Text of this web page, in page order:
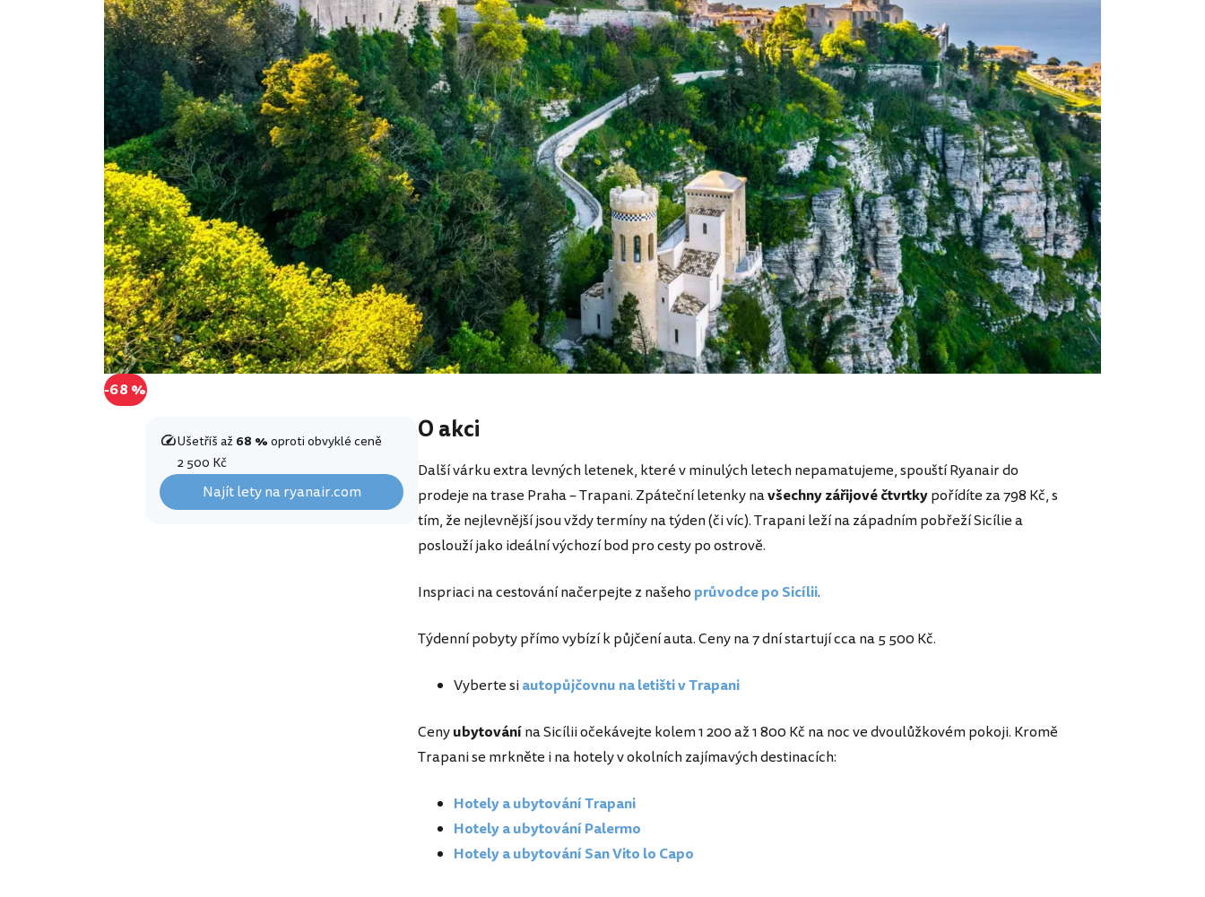
-68 %
Ušetříš až68 %oproti obvyklé ceně
2 500 Kč
Najít lety na ryanair.com
O akci
Další várku extra levných letenek, které v minulých letech nepamatujeme, spouští Ryanair do
prodeje na trase Praha – Trapani. Zpáteční letenky navšechny zářijové čtvrtkypořídíte za 798 Kč, s
tím, že nejlevnější jsou vždy termíny na týden (či víc). Trapani leží na západním pobřeží Sicílie a
poslouží jako ideální výchozí bod pro cesty po ostrově.
Inspriaci na cestování načerpejte z našeho průvodce po Sicílii.
Týdenní pobyty přímo vybízí k půjčení auta. Ceny na 7 dní startují cca na 5 500 Kč.
Vyberte siautopůjčovnu na letišti v Trapani
Cenyubytovánína Sicílii očekávejte kolem 1 200 až 1 800 Kč na noc ve dvoulůžkovém pokoji. Kromě
Trapani se mrkněte i na hotely v okolních zajímavých destinacích:
Hotely a ubytování Trapani
Hotely a ubytování Palermo
Hotely a ubytování San Vito lo Capo